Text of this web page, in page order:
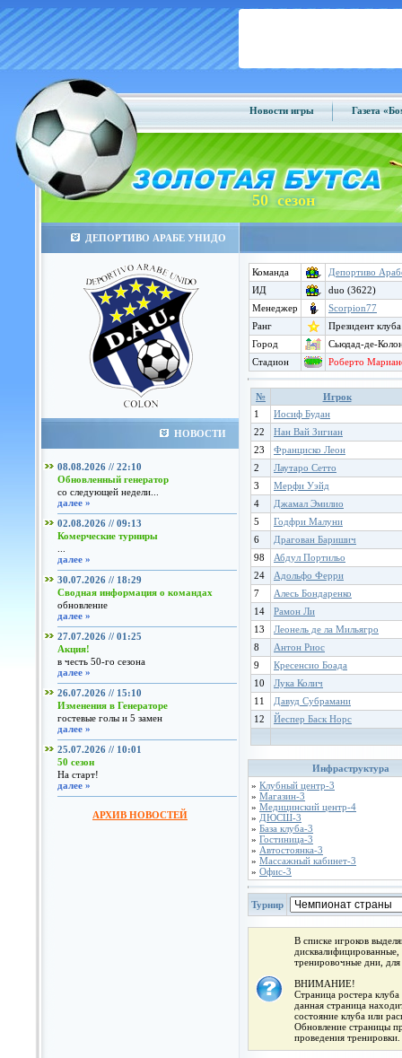
Новости игры Газета
50 сезон
ДЕПОРТИВО АРАБЕ УНИДО
НОВОСТИ
08.08.2026 // 22:10
Обновленный генератор
со следующей недели...
далее »
02.08.2026 // 09:13
Комерческие турниры
далее »
30.07.2026 // 18:29
Сводная информация о командах
обновление
далее »
27.07.2026 // 01:25
Акция!
в честь 50-го сезона
далее »
26.07.2026 // 15:10
Изменения в Генераторе
гостевые голы и 5 замен
далее »
25.07.2026 // 10:01
50 сезон
На старт!
далее »
АРХИВ НОВОСТЕЙ
Команда
Депортиво
ИД
duo (3622)
Менеджер
Scorpion77
Ранг
Президент клуба
Город
Сьюдад-де-
Стадион
Роберто
№
Игрок
1
Иосиф Будан
22
Нан Вай Зигиан
23
Франциско Леон
2
Лаутаро Сетто
3
Мерфи Уэйд
4
Джамал Эмилио
5
Годфри Малуни
6
Драгован Баришич
98
Абдул Портильо
24
Адольфо Ферри
7
Алесь Бондаренко
14
Рамон Ли
13
Леонель де ла Мильягро
8
Антон Риос
9
Кресенсио Боада
10
Лука Колич
11
Давуд Субрамани
12
Йеспер Баск Норс
Инфраструктура
» Клубный центр-3
» Магазин-3
» Медицинский центр-4
» ДЮСШ-3
» База клуба-3
» Гостиница-3
» Автостоянка-3
» Массажный кабинет-3
» Офис-3
Турнир
В списке игроков
тренировочные дни,
ВНИМАНИЕ!
Страница ростера
данная страница
состояние клуба или
Обновление страницы
проведения тренировки.